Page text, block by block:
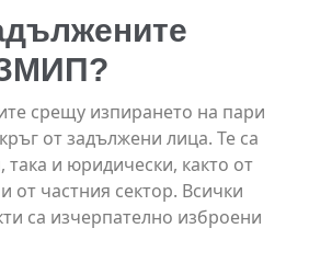
срещу изпирането на пари
от задължени лица. Те са
така и юридически, както от
от частния сектор. Всички
са изчерпателно изброени